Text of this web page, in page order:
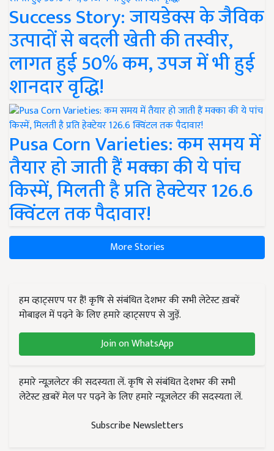
Success Story: जायडेक्स के जैविक
उत्पादों से बदली खेती की तस्वीर,
लागत हुई 50% कम, उपज में भी हुई
शानदार वृद्धि!
Pusa Corn Varieties: कम समय में
तैयार हो जाती हैं मक्का की ये पांच
किस्में, मिलती है प्रति हेक्टेयर 126.6
क्विंटल तक पैदावार!
More Stories
हम व्हाट्सएप पर हैं! कृषि से संबंधित देशभर की सभी लेटेस्ट ख़बरें
मोबाइल में पढ़ने के लिए हमारे व्हाट्सएप से जुड़ें.
Join on WhatsApp
हमारे न्यूज़लेटर की सदस्यता लें. कृषि से संबंधित देशभर की सभी
लेटेस्ट ख़बरें मेल पर पढ़ने के लिए हमारे न्यूज़लेटर की सदस्यता लें.
Subscribe Newsletters